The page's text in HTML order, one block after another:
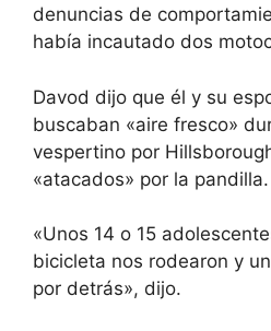
denuncias de
había incautado dos
Davod dijo que él y su
buscaban «aire fresco»
vespertino por
«atacados» por la pandilla.
«Unos 14 o 15
bicicleta nos rodearon y
por detrás», dijo.